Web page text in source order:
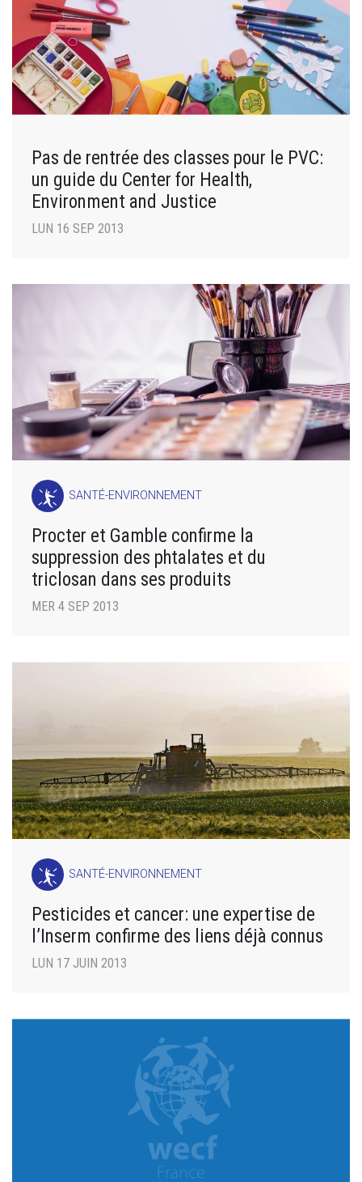
Pas de rentrée des classes pour le PVC:
un guide du Center for Health,
Environment and Justice
LUN 16 SEP 2013
SANTÉ-ENVIRONNEMENT
Procter et Gamble confirme la
suppression des phtalates et du
triclosan dans ses produits
MER 4 SEP 2013
SANTÉ-ENVIRONNEMENT
Pesticides et cancer: une expertise de
l’Inserm confirme des liens déjà connus
LUN 17 JUIN 2013